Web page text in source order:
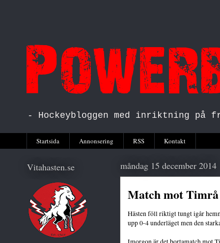
- Hockeybloggen med inriktning på
Startsida Annonsering RSS Kontakt
måndag 15 december 2014
Match mot
Hästen föll riktigt tungt igår
upp 0-4 underläget men den
Vitahasten.se